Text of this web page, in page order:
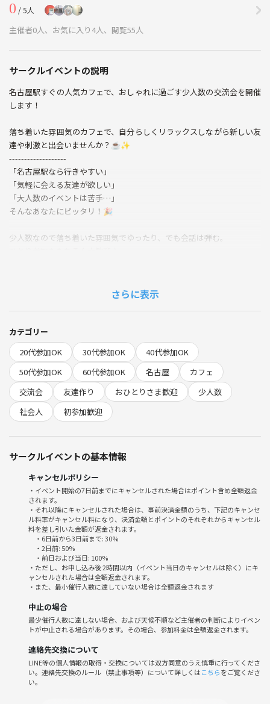
0 / 5人
主催者0人、お気に入り4人、閲覧55人
サークルイベントの説明
名古屋駅すぐの人気カフェで、おしゃれに過ごす少人数の交流会を開催
します！
落ち着いた雰囲気のカフェで、自分らしくリラックスしながら新しい友
達や刺激と出会いませんか？☕✨
-------------------
「名古屋駅なら行きやすい」
「気軽に会える友達が欲しい」
「大人数のイベントは苦手…」
そんなあなたにピッタリ！🎉
少人数なので落ち着いた雰囲気でゆったり、でも会話は弾む。
②スタート＆自己紹介タイム
③みんなでフリートーク（趣味の話・最近のやりたいこと等）
④解散
🌱サークルの雰囲気
・初参加＆おひとりさまが安心して参加できるアットホームな交流会で
す。
・会話が苦手な方も主催者がさりげなくサポート＆フォロー。
・年齢や職業・バックグラウンドいろいろ！思わぬ共通点に出会えた
り、趣味のネットワークが広がります。
・「話してみたい」「新しい友達ができる」など参加メリット多数！
1. 少人数なので全員としっかり話せる
2. カフェ会ならではの落ち着いた空間
3. 趣味やお気に入りを気軽にシェアできる
4. 一期一会の楽しさ
・初回特有の緊張も、和やかな雰囲気で自然とほぐれます！
⚠️注意事項⚠️
・飲食代は各自でお願いしております。
下記の行為はご遠慮ください。
・勧誘・営業・告知・引き抜き・しつこいナンパ・暴言など
・サークルやイベントの輪を乱す行動をする方、運営側の指示に従って
いただけない方や運営側が参加者様としてふさわしくないと判断した方
は、参加をお断りする場合がございます。
気軽で楽しいカフェ交流会で、新しいつながりや発見を一緒に楽しみま
さらに表示
カテゴリー
20代参加OK
30代参加OK
40代参加OK
50代参加OK
60代参加OK 名古屋
カフェ
交流会
友達作り おひとりさま歓迎
少人数
社会人
初参加歓迎
サークルイベントの基本情報
キャンセルポリシー
・イベント開始の7日前までにキャンセルされた場合はポイント含め全額返金
されます。
・それ以降にキャンセルされた場合は、事前決済金額のうち、下記のキャンセ
ル料率がキャンセル料になり、決済金額とポイントのそれぞれからキャンセル
料を差し引いた金額が返金されます。
・6日前から3日前まで: 30%
・2日前: 50%
・前日および当日: 100%
・ただし、お申し込み後 2時間以内（イベント当日のキャンセルは除く）にキ
ャンセルされた場合は全額返金されます。
・また、最小催行人数に達していない場合は全額返金されます
中止の場合
最少催行人数に達しない場合、および天候不順など主催者の判断によりイベン
トが中止される場合があります。その場合、参加料金は全額返金されます。
連絡先交換について
LINE等の個人情報の取得・交換については双方同意のうえ慎重に行ってくださ
い。連絡先交換のルール（禁止事項等）について詳しくはこちらをご覧くださ
い。